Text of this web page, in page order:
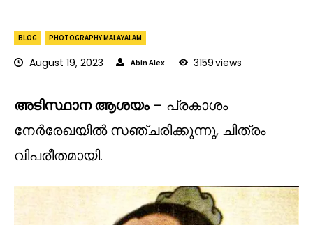
BLOG PHOTOGRAPHY MALAYALAM
August 19, 2023 Abin Alex 3159views
അടിസ്ഥാന ആശയം– പ്രകാശം
നേർരേഖയിൽ സഞ്ചരിക്കുന്നു, ചിത്രം
വിപരീതമായി.